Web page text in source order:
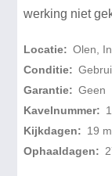
werking niet
Locatie: Olen,
Conditie:
Garantie: Geen
Kavelnummer:
Kijkdagen: 19
Ophaaldagen: